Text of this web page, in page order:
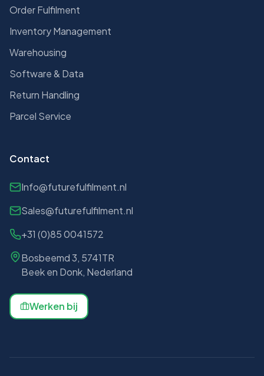
Order Fulfilment
Inventory Management
Warehousing
Software & Data
Return Handling
Parcel Service
Contact
Info@futurefulfilment.nl
Sales@futurefulfilment.nl
+31 (0)85 0041572
Bosbeemd 3, 5741TR
Beek en Donk, Nederland
Werken bij